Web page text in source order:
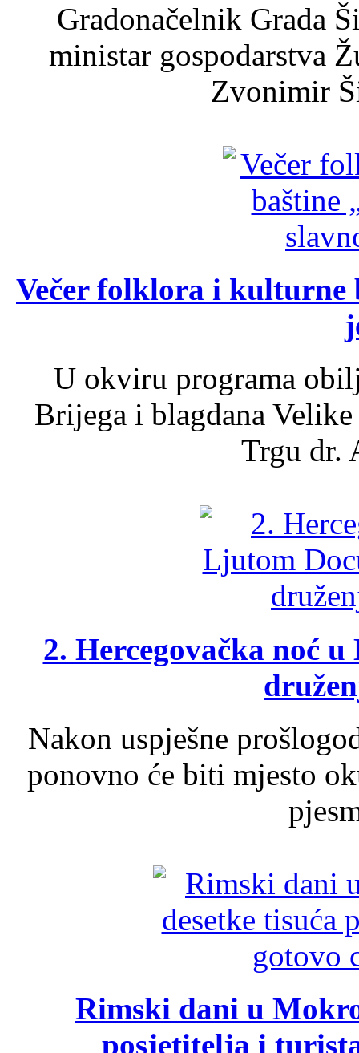
Gradonačelnik Grada
ministar gospodarstva
Zvonimir
Večer folklora i kulturne
U okviru programa
Brijega i blagdana
Trgu dr.
2. Hercegovačka noć
Nakon uspješne
ponovno će biti mjesto
Rimski dani u
posjetitelja i